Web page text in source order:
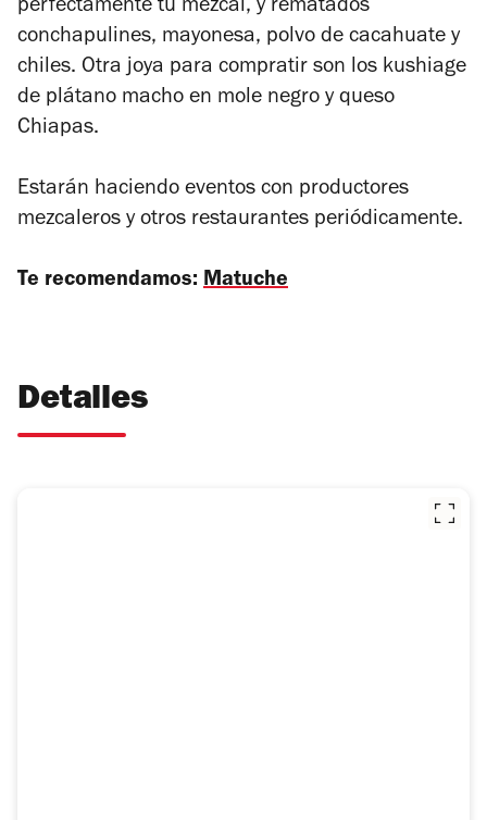
perfectamente tu mezcal, y rematados
conchapulines, mayonesa, polvo de cacahuate y
chiles. Otra joya para compratir son los kushiage
de plátano macho en mole negro y queso
Chiapas.
Estarán haciendo eventos con productores
mezcaleros y otros restaurantes periódicamente.
Te recomendamos: Matuche
Detalles